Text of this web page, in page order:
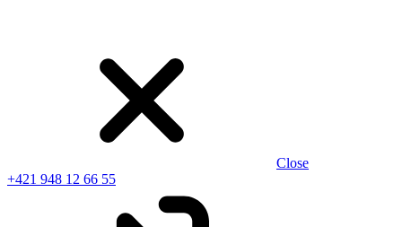
Close
+421 948 12 66 55